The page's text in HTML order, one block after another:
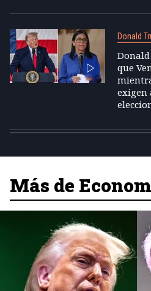
Donald
que
exigen
Más de